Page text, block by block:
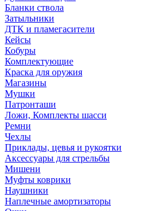
Бланки ствола
Затыльники
ДТК и пламегасители
Кейсы
Кобуры
Комплектующие
Краска для оружия
Магазины
Мушки
Патронташи
Ложи, Комплекты шасси
Ремни
Чехлы
Приклады, цевья и рукоятки
Аксессуары для стрельбы
Мишени
Муфты коврики
Наушники
Наплечные амортизаторы